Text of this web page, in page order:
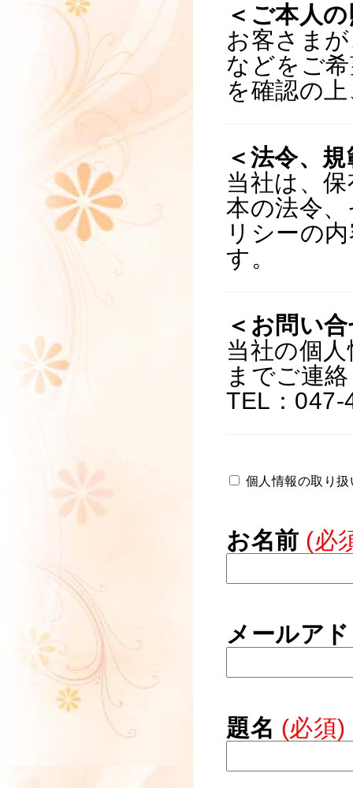
＜ご本人
お客さま
などをご
を確認の
＜法令、
当社は、
本の法令
リシーの
す。
＜お問い
当社の個
までご連
TEL：047-
個人情報の取り
お名前 (必
メールア
題名 (必須)